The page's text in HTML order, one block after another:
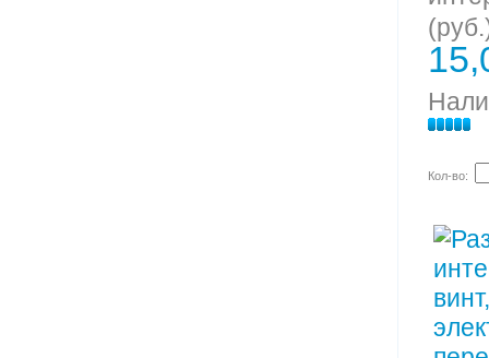
Кол-во: